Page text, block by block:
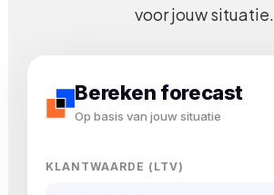
voor jouw situatie.
Bereken forecast
Op basis van jouw situatie
KLANTWAARDE (LTV)